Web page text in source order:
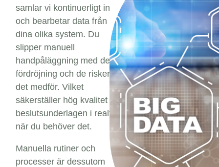
samlar vi kontinuerligt in
och bearbetar data från
dina olika system. Du
slipper manuell
handpåläggning med den
fördröjning och de risker
det medför. Vilket
säkerställer hög kvalitet i
beslutsunderlagen i realtid
när du behöver det.
Manuella rutiner och
processer är dessutom